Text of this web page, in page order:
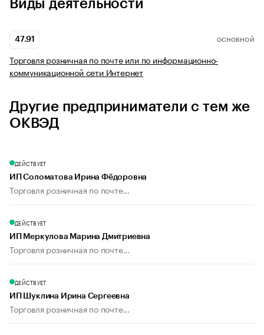
Виды деятельности
47.91 ОСНОВНОЙ
Торговля розничная по почте или по информационно-
коммуникационной сети Интернет
Другие предприниматели с тем же
ОКВЭД
ДЕЙСТВУЕТ
ИП Соломатова Ирина Фёдоровна
Торговля розничная по почте...
ДЕЙСТВУЕТ
ИП Меркулова Марина Дмитриевна
Торговля розничная по почте...
ДЕЙСТВУЕТ
ИП Шуклина Ирина Сергеевна
Торговля розничная по почте...